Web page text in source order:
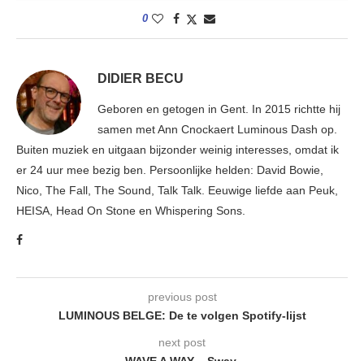
0
DIDIER BECU
Geboren en getogen in Gent. In 2015 richtte hij
samen met Ann Cnockaert Luminous Dash op.
Buiten muziek en uitgaan bijzonder weinig interesses, omdat ik
er 24 uur mee bezig ben. Persoonlijke helden: David Bowie,
Nico, The Fall, The Sound, Talk Talk. Eeuwige liefde aan Peuk,
HEISA, Head On Stone en Whispering Sons.
previous post
LUMINOUS BELGE: De te volgen Spotify-lijst
next post